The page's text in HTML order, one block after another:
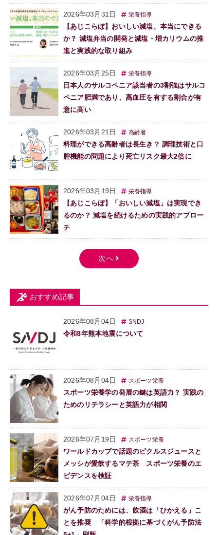
2026年03月31日 栄養指導
【あじこらぼ】おいしい減塩、本当にできる
か？ 減塩弁当の開発と減塩・増カリウムの推
進と実践的な取り組み
2026年03月25日 栄養指導
日本人のサルコペニア該当者の3割強はサルコ
ペニア肥満であり、高血圧を有する割合が有
意に高い
2026年03月21日 高齢者
料理ができる高齢者は長生き？ 調理技術と口
腔機能の問題により死亡リスク最大2倍に
2026年03月19日 栄養指導
【あじこらぼ】「おいしい減塩」は実現でき
るのか？ 減塩を続けるための実践的アプロー
チ
おすすめ記事
2026年08月04日 SNDJ
令和8年熊本地震について
2026年08月04日 スポーツ栄養
スポーツ栄養学の発展の鍵は英語力？ 実践の
ためのリテラシーと英語力が相関
2026年07月19日 スポーツ栄養
ワールドカップで話題のピクルスジュースと
メッシが愛飲するマテ茶 スポーツ栄養のエ
ビデンスを検証
2026年07月04日 栄養指導
がん予防のためには、飲酒は「ひかえる」こ
とを推奨 「科学的根拠に基づくがん予防法